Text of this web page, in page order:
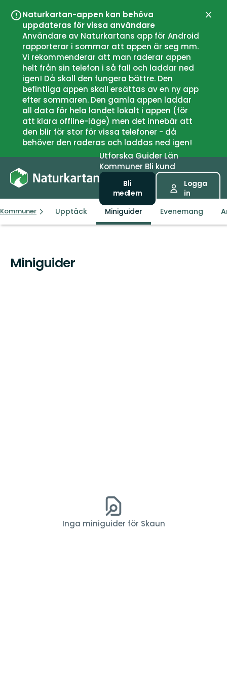
Naturkartan-appen kan behöva
uppdateras för vissa användare
Användare av Naturkartans app för Android
rapporterar i sommar att appen är seg mm.
Vi rekommenderar att man raderar appen
helt från sin telefon i så fall och laddar ned
igen! Då skall den fungera bättre. Den
befintliga appen skall ersättas av en ny app
efter sommaren. Den gamla appen laddar
all data för hela landet lokalt i appen (för
att klara offline-läge) men det innebär att
den blir för stor för vissa telefoner - då
behöver den raderas och laddas ned igen!
UtforskaGuiderLän
Kommuner Bli kund
Bli
medlem
Logga
in
Kommuner Skaun
Upptäck Miniguider Evenemang
Miniguider
Inga miniguider för Skaun